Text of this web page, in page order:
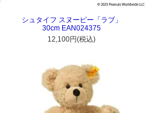
シュタイフ スヌーピー「ラブ」
30cm EAN024375
12,100円(税込)